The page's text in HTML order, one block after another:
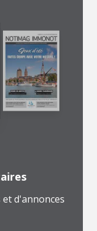
d'annonces